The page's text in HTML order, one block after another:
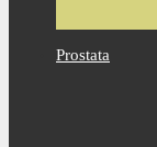
Prostata